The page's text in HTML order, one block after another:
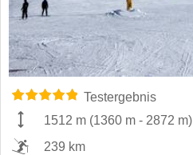
Testergebnis
1512 m (1360 m - 2872 m)
239 km